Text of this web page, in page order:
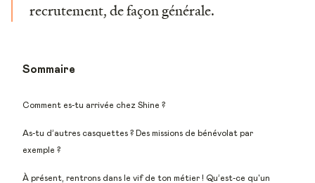
recrutement, de façon générale.
Sommaire
Comment es-tu arrivée chez Shine ?
As-tu d’autres casquettes ? Des missions de bénévolat par
exemple ?
À présent, rentrons dans le vif de ton métier ! Qu’est-ce qu'un